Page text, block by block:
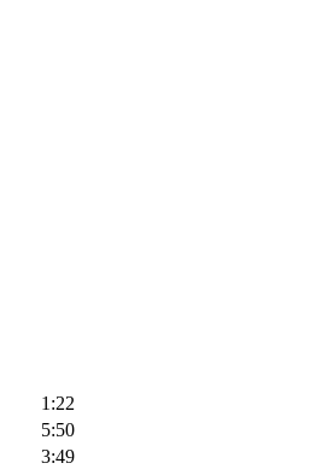
1:22
5:50
3:49